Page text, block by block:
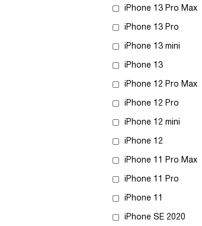
iPhone 13 Pro Max
iPhone 13 Pro
iPhone 13 mini
iPhone 13
iPhone 12 Pro Max
iPhone 12 Pro
iPhone 12 mini
iPhone 12
iPhone 11 Pro Max
iPhone 11 Pro
iPhone 11
iPhone SE 2020